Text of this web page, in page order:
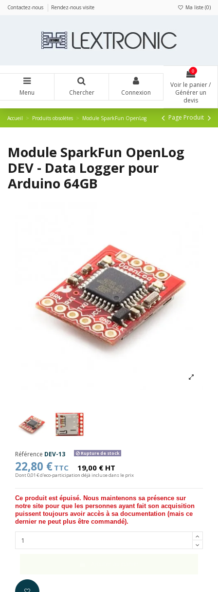
Contactez-nous Rendez-nous visite Ma liste (0)
Menu Chercher Connexion
0
Voir le panier /
Générer un
devis
Accueil Produits obsolètes Module SparkFun OpenLog Page Produit
Module SparkFun OpenLog
DEV - Data Logger pour
Arduino 64GB
Référence DEV-13 Rupture de stock
22,80 € TTC 19,00 € HT
Dont 0,01 € d'eco-participation déjà incluse dans le prix
Ce produit est épuisé. Nous maintenons sa présence sur
notre site pour que les personnes ayant fait son acquisition
puissent toujours avoir accès à sa documentation (mais ce
dernier ne peut plus être commandé).
Panneau de gestion des cookies